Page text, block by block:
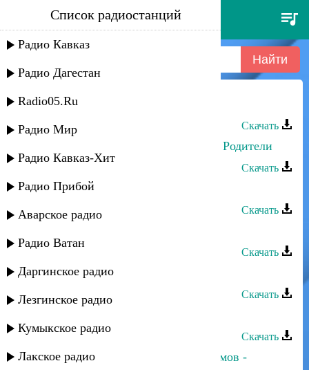
ренат
Список радиостанций
Радио Кавказ
Радио Дагестан
Radio05.Ru
Радио Мир
Радио Кавказ-Хит
Радио Прибой
Аварское радио
Радио Ватан
Даргинское радио
Лезгинское радио
Кумыкское радио
Лакское радио
Ренат Идрисов - Лезгияр
Скачать
Азамат Беков, Рената Бесланеева - Родители
Скачать
Ренат Юсупов - Ищу тебя
Скачать
Скачать
Ренат Юсупов - Мама
Скачать
Скачать
Марина Мустафаева и Ренат Каримов -